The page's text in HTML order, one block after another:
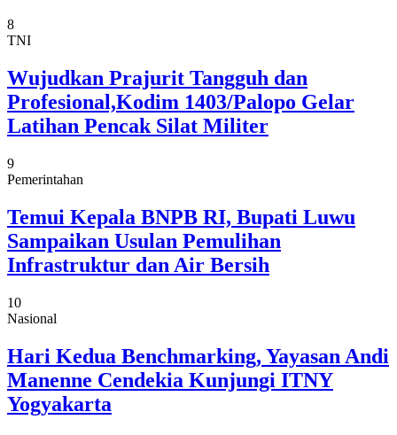
8
TNI
Wujudkan Prajurit Tangguh dan
Profesional,Kodim 1403/Palopo Gelar
Latihan Pencak Silat Militer
9
Pemerintahan
Temui Kepala BNPB RI, Bupati Luwu
Sampaikan Usulan Pemulihan
Infrastruktur dan Air Bersih
10
Nasional
Hari Kedua Benchmarking, Yayasan Andi
Manenne Cendekia Kunjungi ITNY
Yogyakarta